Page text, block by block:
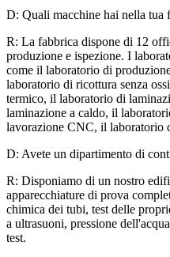
D: Quali macchine hai nella tua
R: La fabbrica dispone di 12
produzione e ispezione. I
come il laboratorio di
laboratorio di ricottura senza
termico, il laboratorio di
laminazione a caldo, il
lavorazione CNC, il laboratorio
D: Avete un dipartimento di
R: Disponiamo di un nostro
apparecchiature di prova
chimica dei tubi, test delle
a ultrasuoni, pressione
test.